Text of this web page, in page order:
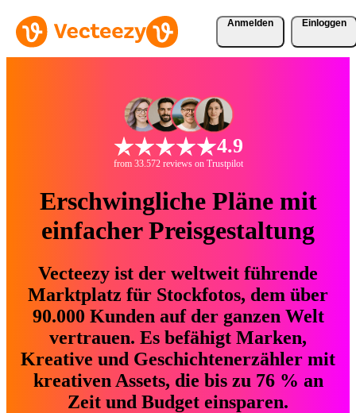
Anmelden Einloggen
4.9
from 33.572 reviews on Trustpilot
Erschwingliche Pläne mit
einfacher Preisgestaltung
Vecteezy ist der weltweit führende
Marktplatz für Stockfotos, dem über
90.000 Kunden auf der ganzen Welt
vertrauen. Es befähigt Marken,
Kreative und Geschichtenerzähler mit
kreativen Assets, die bis zu 76 % an
Zeit und Budget einsparen.